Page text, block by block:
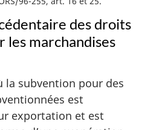
des droits
les marchandises
la subvention pour des
est
exportation et est